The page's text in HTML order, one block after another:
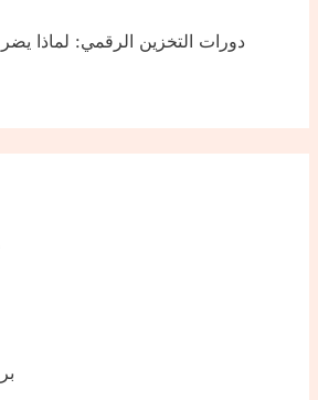
دورات التخزين الرقمي: لماذا